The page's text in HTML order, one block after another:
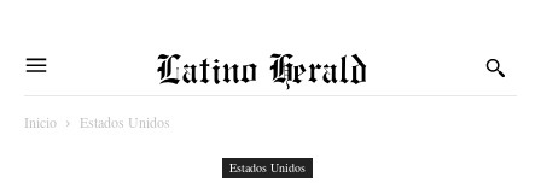
Latino Herald
Inicio Estados Unidos
Estados Unidos